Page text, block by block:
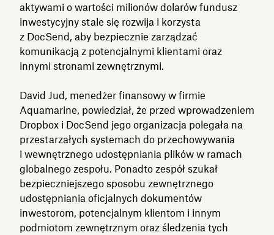
aktywami o wartości milionów dolarów fundusz
inwestycyjny stale się rozwija i korzysta
z DocSend, aby bezpiecznie zarządzać
komunikacją z potencjalnymi klientami oraz
innymi stronami zewnętrznymi.
David Jud, menedżer finansowy w firmie
Aquamarine, powiedział, że przed wprowadzeniem
Dropbox i DocSend jego organizacja polegała na
przestarzałych systemach do przechowywania
i wewnętrznego udostępniania plików w ramach
globalnego zespołu. Ponadto zespół szukał
bezpieczniejszego sposobu zewnętrznego
udostępniania oficjalnych dokumentów
inwestorom, potencjalnym klientom i innym
podmiotom zewnętrznym oraz śledzenia tych